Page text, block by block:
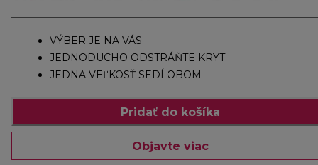
VÝBER JE NA VÁS
JEDNODUCHO ODSTRÁŇTE KRYT
JEDNA VEĽKOSŤ SEDÍ OBOM
Pridať do košíka
Objavte viac